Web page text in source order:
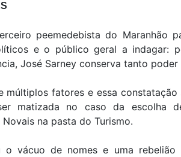
peemedebista do Maranhão
e o público geral a indagar:
José Sarney conserva tanto poder
múltiplos fatores e essa
matizada no caso da escolha
na pasta do Turismo.
o vácuo de nomes e uma